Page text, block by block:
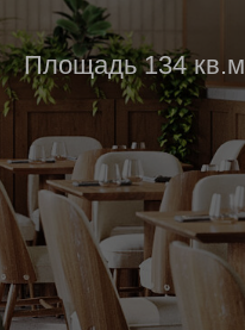
Площадь 134 кв.м